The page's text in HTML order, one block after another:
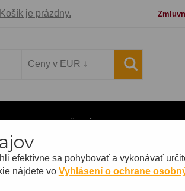
Košík je prázdny.
PAMÄTNÉ MINCE
efektívne sa pohybovať a vykonávať
nájdete vo Vyhlásení o ochrane